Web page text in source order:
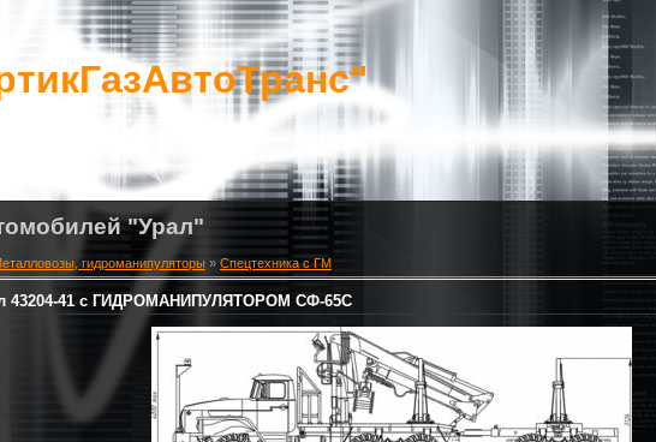
"Урал"
гидроманипуляторы » Спецтехника с ГМ
43204-41 с ГИДРОМАНИПУЛЯТОРОМ СФ-65С